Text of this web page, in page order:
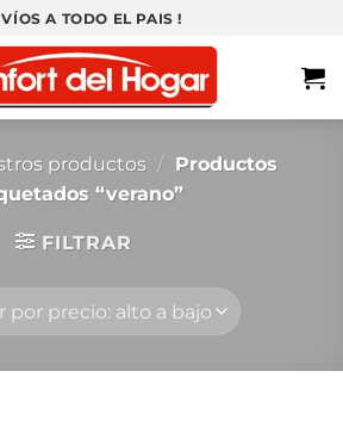
A TODO EL PAIS !
productos / Productos
“verano”
FILTRAR